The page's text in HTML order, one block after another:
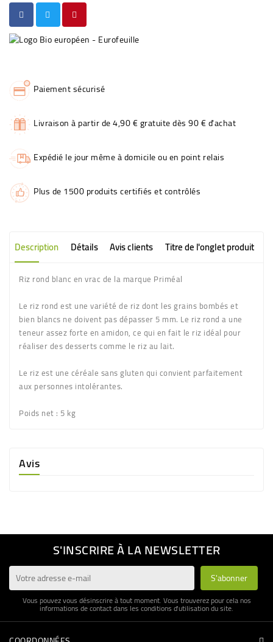
Paiement sécurisé
Livraison à partir de 4,90 € gratuite dès 90 € d'achat
Expédié le jour même à domicile ou en point relais
Plus de 1500 produits certifiés et contrôlés
Description Détails Avis clients Titre de l'onglet produit
Riz rond blanc en vrac de la marque Priméal
Le riz rond est une variété de riz dont les grains bombés et
bien blancs ne doivent pas dépasser 5 mm. Le riz rond a une
teneur assez forte en amidon, ce qui en fait le riz idéal pour
réaliser des desserts comme le riz au lait.
Le riz est une céréale sans gluten qui convient parfaitement
aux personnes intolérantes.
Poids net : 5 kg
Avis
S'INSCRIRE À LA NEWSLETTER
Vous pouvez vous désinscrire à tout moment. Vous trouverez pour cela nos
informations de contact dans les conditions d'utilisation du site.